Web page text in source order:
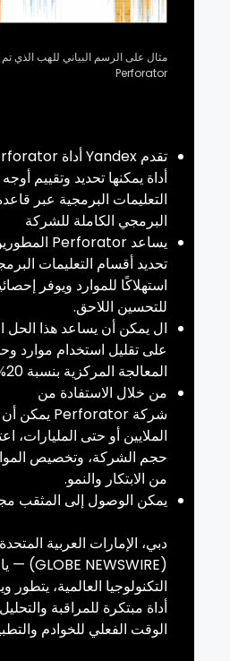
مثال على الرسم البياني للهب الذي
Perforator
تقدم Yandexأداة
أداة يمكنها تحديد وتقييم
التعليمات البرمجية عبر
البرمجي الكاملة للشركة
يساعد Perforator
تحديد أقسام التعليمات
استهلاكًا للموارد ويوفر
للتحسين اللاحق.
ال يمكن أن يساعد هذا الحل
على تقليل استخدام موارد
المعالجة المركزية بنسبة 20% سنويًا
من خلال الاستفادة من
شركة Perforator يمكن أن
الملايين أو حتى المليارات،
حجم الشركة، وتخصيص
من الابتكار والنمو.
يمكن الوصول إلى المثقب
(GLOBE NEWSWIRE) — ياندكس
التكنولوجيا العالمية، يتطور
أداة مبتكرة للمراقبة
الوقت الفعلي للخوادم